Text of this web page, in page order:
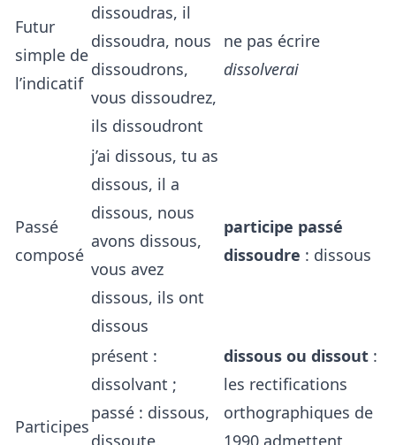
Futur
simple de
l’indicatif
dissoudras, il
dissoudra, nous
dissoudrons,
vous dissoudrez,
ils dissoudront
ne pas écrire
dissolverai
Passé
composé
j’ai dissous, tu as
dissous, il a
dissous, nous
avons dissous,
vous avez
dissous, ils ont
dissous
participe passé
dissoudre : dissous
Participes
présent :
dissolvant ;
passé : dissous,
dissoute,
dissous ou dissout :
les rectifications
orthographiques de
1990 admettent